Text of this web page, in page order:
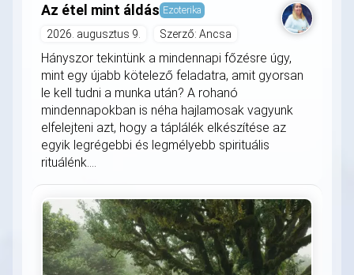
Az étel mint áldás Ezoterika
2026. augusztus 9. Szerző: Ancsa
Hányszor tekintünk a mindennapi főzésre úgy,
mint egy újabb kötelező feladatra, amit gyorsan
le kell tudni a munka után? A rohanó
mindennapokban is néha hajlamosak vagyunk
elfelejteni azt, hogy a táplálék elkészítése az
egyik legrégebbi és legmélyebb spirituális
rituálénk....